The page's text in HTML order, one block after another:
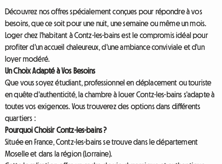
Découvrez nos offres spécialement conçues pour répondre à vos
besoins, que ce soit pour une nuit, une semaine ou même un mois.
Loger chez l'habitant à Contz-les-bains est le compromis idéal pour
profiter d'un accueil chaleureux, d'une ambiance conviviale et d'un
loyer modéré.
Un Choix Adapté à Vos Besoins
Que vous soyez étudiant, professionnel en déplacement ou touriste
en quête d'authenticité, la chambre à louer Contz-les-bains s'adapte à
toutes vos exigences. Vous trouverez des options dans différents
quartiers :
Pourquoi Choisir Contz-les-bains ?
Située en France, Contz-les-bains se trouve dans le département
Moselle et dans la région (Lorraine).